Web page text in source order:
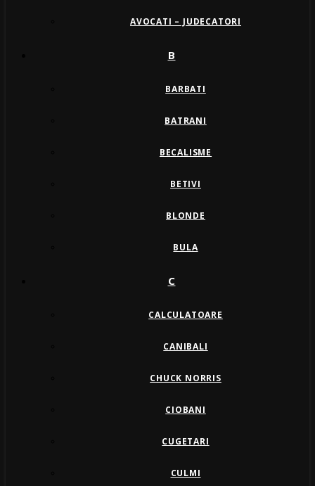
AVOCATI – JUDECATORI
B
BARBATI
BATRANI
BECALISME
BETIVI
BLONDE
BULA
C
CALCULATOARE
CANIBALI
CHUCK NORRIS
CIOBANI
CUGETARI
CULMI